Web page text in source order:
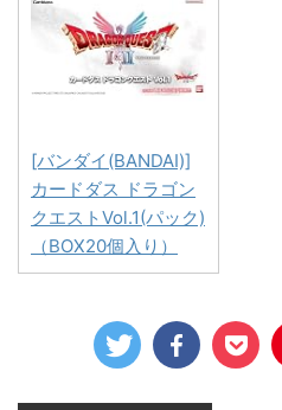
[バンダイ(BANDAI)]
カードダス ドラゴン
クエストVol.1(パック)
（BOX20個入り）